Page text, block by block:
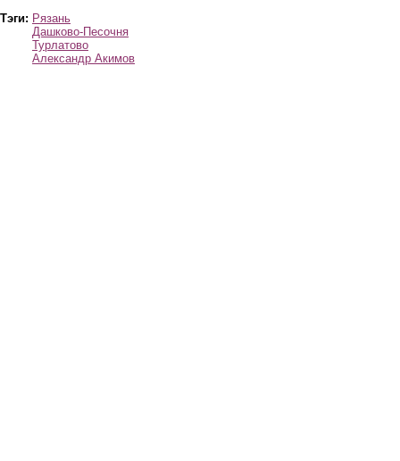
Тэги: Рязань
Дашково-Песочня
Турлатово
Александр Акимов